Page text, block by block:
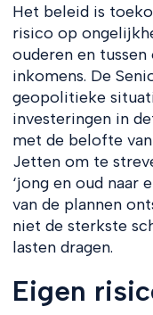
Het beleid is
risico op
ouderen en
inkomens. De
geopolitieke
investeringen in
met de belofte
Jetten om te
‘jong en oud naar
van de plannen
niet de sterkste
lasten dragen.
Eigen